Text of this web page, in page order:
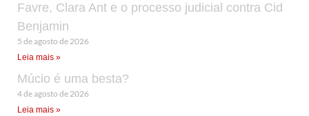
Favre, Clara Ant e o processo judicial contra Cid
Benjamin
5 de agosto de 2026
Leia mais »
Múcio é uma besta?
4 de agosto de 2026
Leia mais »